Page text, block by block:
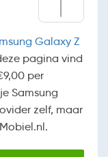
Galaxy Z
pagina vind
per
Samsung
zelf, maar